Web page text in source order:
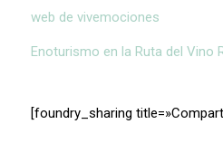
web de vivemociones
Enoturismo en la Ruta del Vino
[foundry_sharing